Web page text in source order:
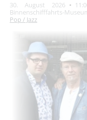
30. August 2026
Binnenschifffahrts-
Pop / Jazz